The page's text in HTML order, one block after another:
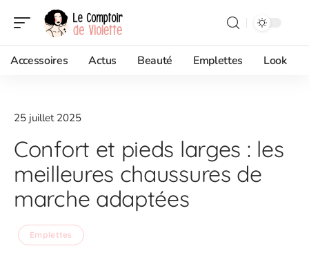
Accessoires Actus Beauté Emplettes Look
25 juillet 2025
Confort et pieds larges : les
meilleures chaussures de
marche adaptées
Emplettes